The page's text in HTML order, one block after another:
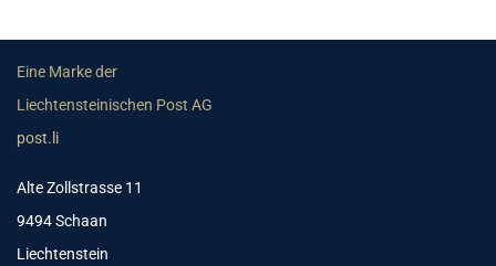
Eine Marke der
Liechtensteinischen Post AG
post.li
Alte Zollstrasse 11
9494 Schaan
Liechtenstein